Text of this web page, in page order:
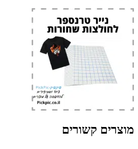
מוצרים קשורים